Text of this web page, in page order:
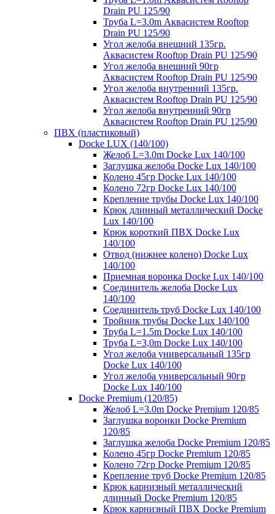
Drain PU 125/90
Труба L=3.0m Аквасистем Rooftop
Drain PU 125/90
Угол желоба внешний 135гр.
Аквасистем Rooftop Drain PU 125/90
Угол желоба внешний 90гр
Аквасистем Rooftop Drain PU 125/90
Угол желоба внутренний 135гр.
Аквасистем Rooftop Drain PU 125/90
Угол желоба внутренний 90гр
Аквасистем Rooftop Drain PU 125/90
ПВХ (пластиковый)
Docke LUX (140/100)
Желоб L=3.0m Docke Lux 140/100
Заглушка желоба Docke Lux 140/100
Колено 45гр Docke Lux 140/100
Колено 72гр Docke Lux 140/100
Крепление трубы Docke Lux 140/100
Крюк длинный металлический Docke
Lux 140/100
Крюк короткий ПВХ Docke Lux
140/100
Отвод (нижнее колено) Docke Lux
140/100
Приемная воронка Docke Lux 140/100
Соединитель желоба Docke Lux
140/100
Соединитель труб Docke Lux 140/100
Тройник трубы Docke Lux 140/100
Труба L=1.5m Docke Lux 140/100
Труба L=3,0m Docke Lux 140/100
Угол желоба универсальный 135гр
Docke Lux 140/100
Угол желоба универсальный 90гр
Docke Lux 140/100
Docke Premium (120/85)
Желоб L=3.0m Docke Premium 120/85
Заглушка воронки Docke Premium
120/85
Заглушка желоба Docke Premium 120/85
Колено 45гр Docke Premium 120/85
Колено 72гр Docke Premium 120/85
Крепление труб Docke Premium 120/85
Крюк карнизный металлический
длинный Docke Premium 120/85
Крюк карнизный ПВХ Docke Premium